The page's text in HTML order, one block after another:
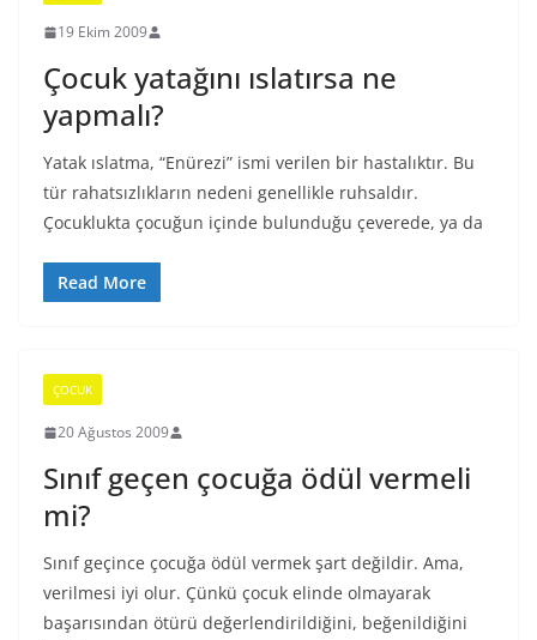
19 Ekim 2009
Çocuk yatağını ıslatırsa ne
yapmalı?
Yatak ıslatma, “Enürezi” ismi verilen bir hastalıktır. Bu
tür rahatsızlıkların nedeni genellikle ruhsaldır.
Çocuklukta çocuğun içinde bulunduğu çeverede, ya da
Read More
ÇOCUK
20 Ağustos 2009
Sınıf geçen çocuğa ödül vermeli
mi?
Sınıf geçince çocuğa ödül vermek şart değildir. Ama,
verilmesi iyi olur. Çünkü çocuk elinde olmayarak
başarısından ötürü değerlendirildiğini, beğenildiğini